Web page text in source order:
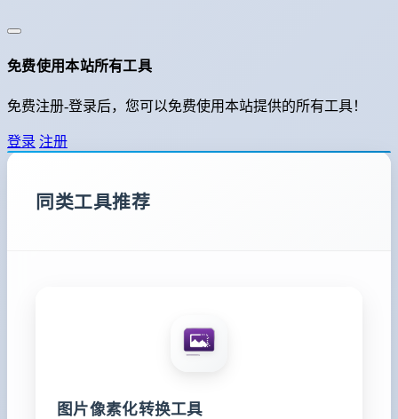
免费使用本站所有工具
免费注册-登录后，您可以免费使用本站提供的所有工具！
登录 注册
同类工具推荐
图片像素化转换工具